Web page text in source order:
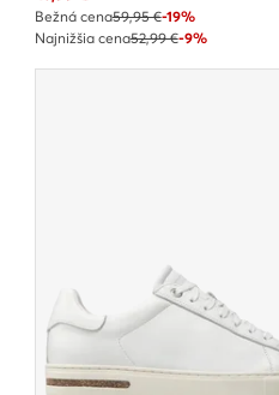
Bežná cena59,95 €-19%
Najnižšia cena52,99 €-9%